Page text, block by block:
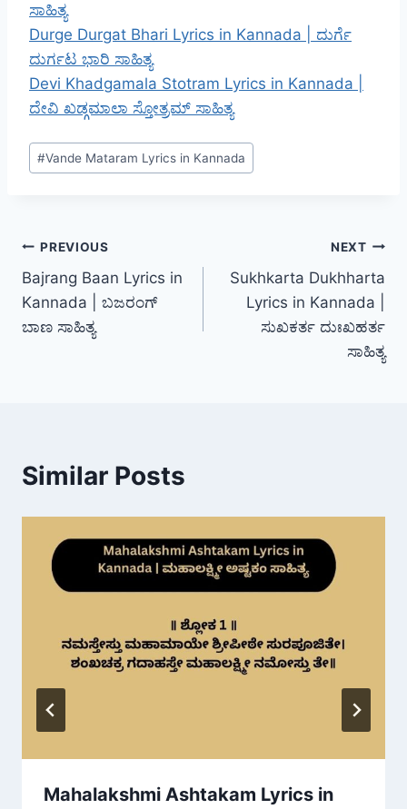
ಸಾಹಿತ್ಯ
Durge Durgat Bhari Lyrics in Kannada | ದುರ್ಗೆ
ದುರ್ಗಟ ಭಾರಿ ಸಾಹಿತ್ಯ
Devi Khadgamala Stotram Lyrics in Kannada |
ದೇವಿ ಖಡ್ಗಮಾಲಾ ಸ್ತೋತ್ರಮ್ ಸಾಹಿತ್ಯ
Post
Tags:
#Vande Mataram Lyrics in Kannada
Post
navigation
PREVIOUS
Bajrang Baan Lyrics in
Kannada | ಬಜರಂಗ್
ಬಾಣ ಸಾಹಿತ್ಯ
NEXT
Sukhkarta Dukhharta
Lyrics in Kannada |
ಸುಖಕರ್ತ ದುಃಖಹರ್ತ
ಸಾಹಿತ್ಯ
Similar Posts
Mahalakshmi Ashtakam Lyrics in